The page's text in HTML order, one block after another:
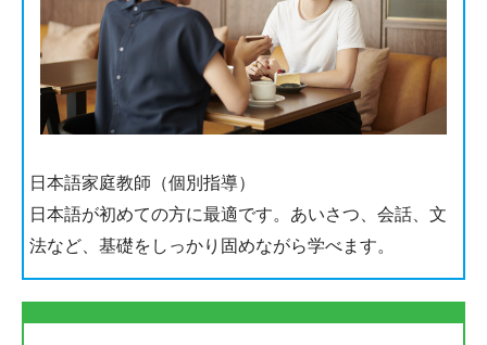
日本語家庭教師（個別指導）
日本語が初めての方に最適です。あいさつ、会話、文
法など、基礎をしっかり固めながら学べます。